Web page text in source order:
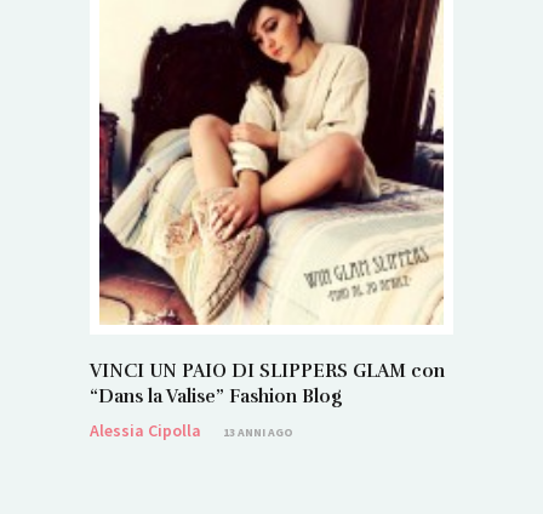
VINCI UN PAIO DI SLIPPERS GLAM con
“Dans la Valise” Fashion Blog
Alessia Cipolla
13 ANNI AGO